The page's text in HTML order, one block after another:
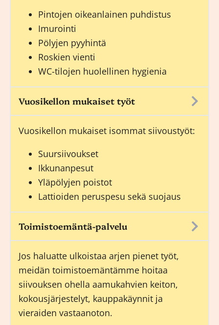
Pintojen oikeanlainen puhdistus
Imurointi
Pölyjen pyyhintä
Roskien vienti
WC-tilojen huolellinen hygienia
Vuosikellon mukaiset työt
Vuosikellon mukaiset isommat siivoustyöt:
Suursiivoukset
Ikkunanpesut
Yläpölyjen poistot
Lattioiden peruspesu sekä suojaus
Toimistoemäntä-palvelu
Jos haluatte ulkoistaa arjen pienet työt,
meidän toimistoemäntämme hoitaa
siivouksen ohella aamukahvien keiton,
kokousjärjestelyt, kauppakäynnit ja
vieraiden vastaanoton.